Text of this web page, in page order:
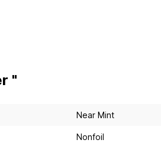
"
Near Mint
Nonfoil